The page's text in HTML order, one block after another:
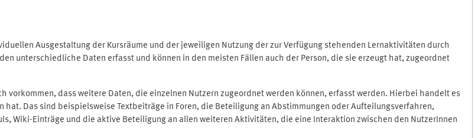
Ausgestaltung der Kursräume und der jeweiligen Nutzung der zur Verfügung stehenden Lernaktivitäten durch
unterschiedliche Daten erfasst und können in den meisten Fällen auch der Person, die sie erzeugt hat, zugeordnet
vorkommen, dass weitere Daten, die einzelnen Nutzern zugeordnet werden können, erfasst werden. Hierbei handelt es
Das sind beispielsweise Textbeiträge in Foren, die Beteiligung an Abstimmungen oder Aufteilungsverfahren,
Wiki-Einträge und die aktive Beteiligung an allen weiteren Aktivitäten, die eine Interaktion zwischen den NutzerInnen